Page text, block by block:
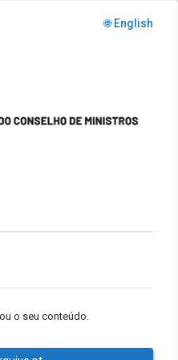
🌐 English
o seu conteúdo.